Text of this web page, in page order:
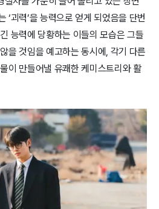
‘괴력’을 능력으로 얻게 되었음을 단번
능력에 당황하는 이들의 모습은 그들
을 것임을 예고하는 동시에, 각기 다른
이 만들어낼 유쾌한 케미스트리와 활